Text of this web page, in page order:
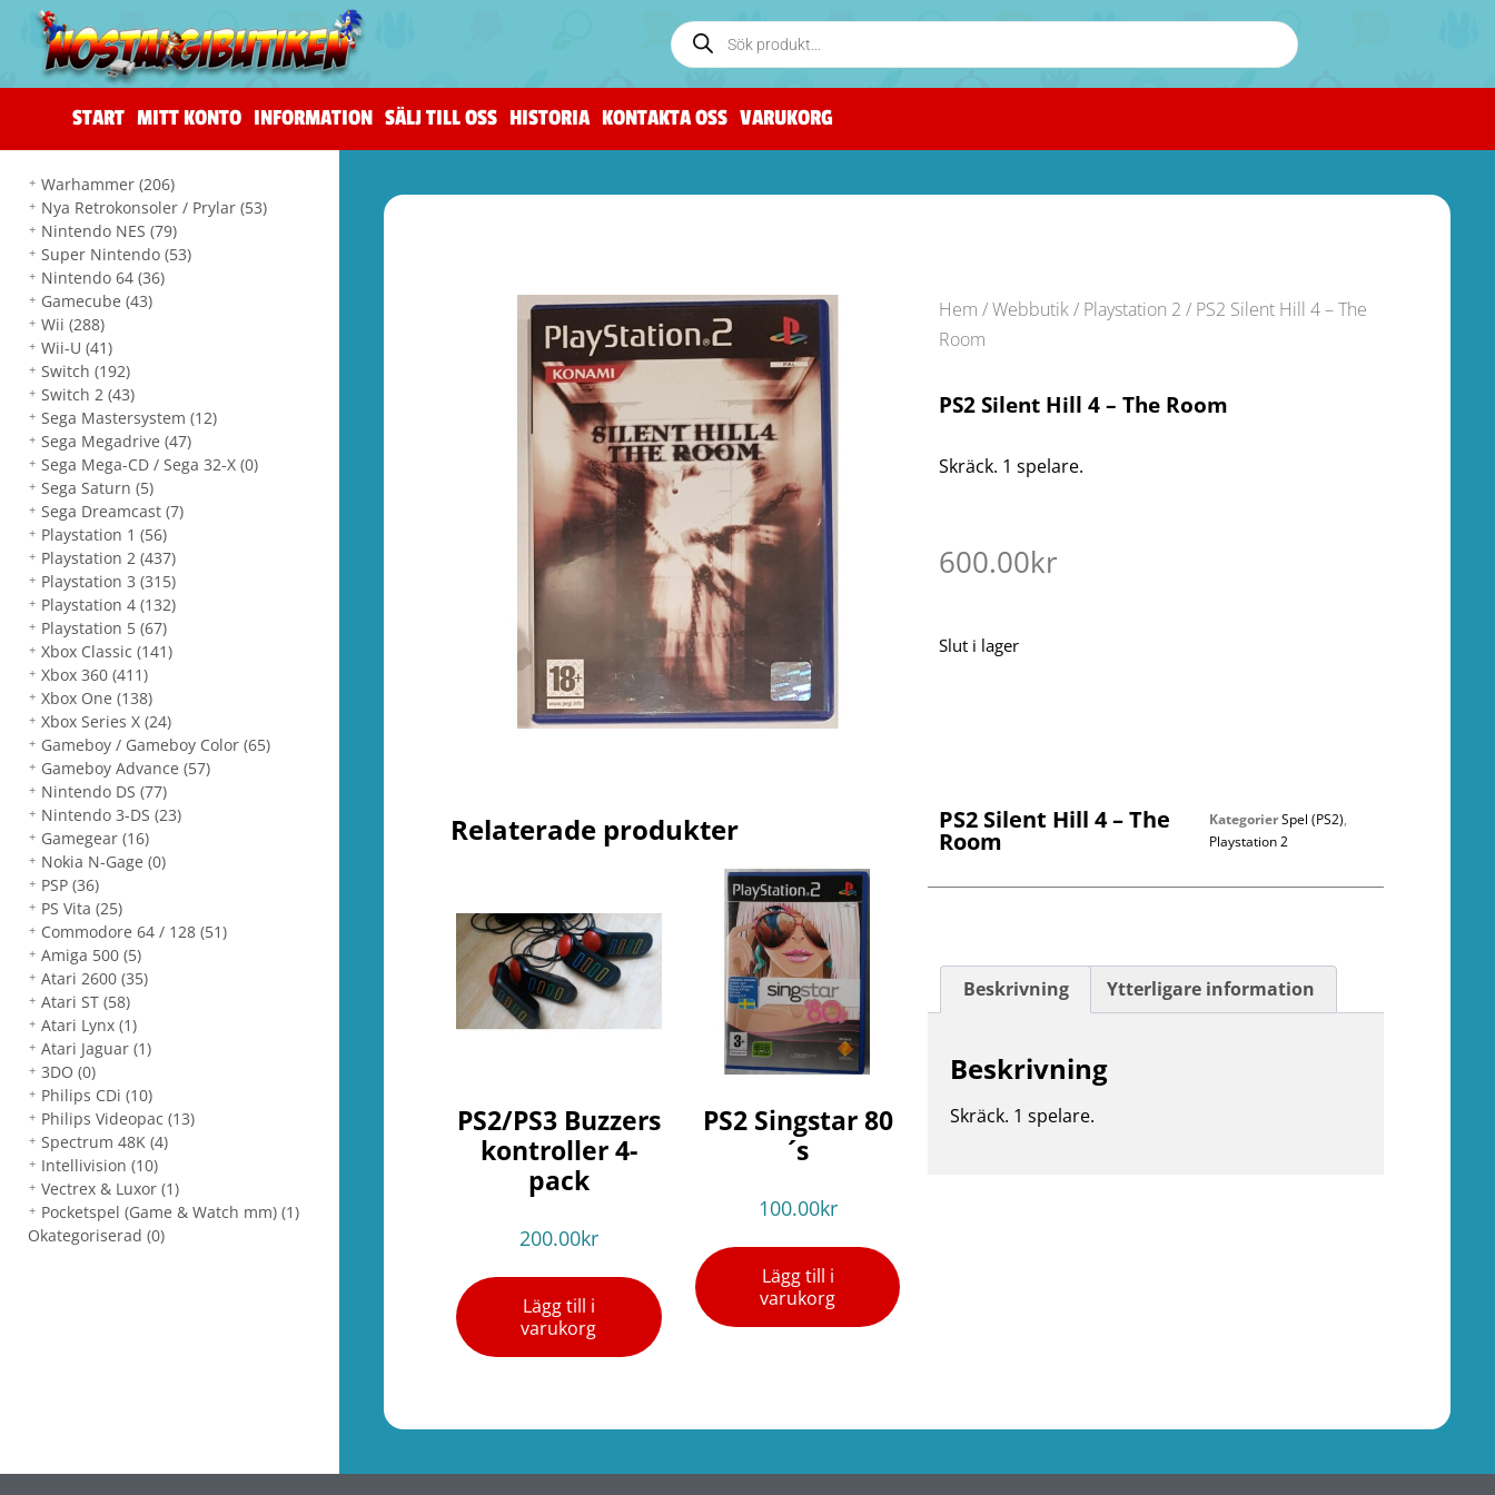
START MITT KONTO INFORMATION SÄLJ TILL OSS HISTORIA KONTAKTA OSS VARUKORG
Warhammer(206)
Nya Retrokonsoler / Prylar(53)
Nintendo NES(79)
Super Nintendo(53)
Nintendo 64(36)
Gamecube(43)
Wii(288)
Wii-U(41)
Switch(192)
Switch 2(43)
Sega Mastersystem(12)
Sega Megadrive(47)
Sega Mega-CD / Sega 32-X(0)
Sega Saturn(5)
Sega Dreamcast(7)
Playstation 1(56)
Playstation 2(437)
Playstation 3(315)
Playstation 4(132)
Playstation 5(67)
Xbox Classic(141)
Xbox 360(411)
Xbox One(138)
Xbox Series X(24)
Gameboy / Gameboy Color(65)
Gameboy Advance(57)
Nintendo DS(77)
Nintendo 3-DS(23)
Gamegear(16)
Nokia N-Gage(0)
PSP(36)
PS Vita(25)
Commodore 64 / 128(51)
Amiga 500(5)
Atari 2600(35)
Atari ST(58)
Atari Lynx(1)
Atari Jaguar(1)
3DO(0)
Philips CDi(10)
Philips Videopac(13)
Spectrum 48K(4)
Intellivision(10)
Vectrex & Luxor(1)
Pocketspel (Game & Watch mm)(1)
Okategoriserad (0)
Hem /Webbutik/ Playstation 2 / PS2 Silent Hill 4 – The
Room
PS2 Silent Hill 4 – The Room
Skräck. 1 spelare.
600.00kr
Slut i lager
Relaterade produkter
PS2/PS3 Buzzers
kontroller 4-
pack
200.00kr
Lägg till i
varukorg
PS2 Singstar 80
´s
100.00kr
Lägg till i
varukorg
PS2 Silent Hill 4 – The
Room
KategorierSpel (PS2),
Playstation 2
Beskrivning Ytterligare information
Beskrivning
Skräck. 1 spelare.